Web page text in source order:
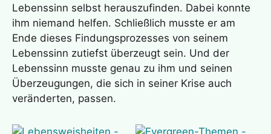
Lebenssinn selbst herauszufinden. Dabei konnte
ihm niemand helfen. Schließlich musste er am
Ende dieses Findungsprozesses von seinem
Lebenssinn zutiefst überzeugt sein. Und der
Lebenssinn musste genau zu ihm und seinen
Überzeugungen, die sich in seiner Krise auch
veränderten, passen.